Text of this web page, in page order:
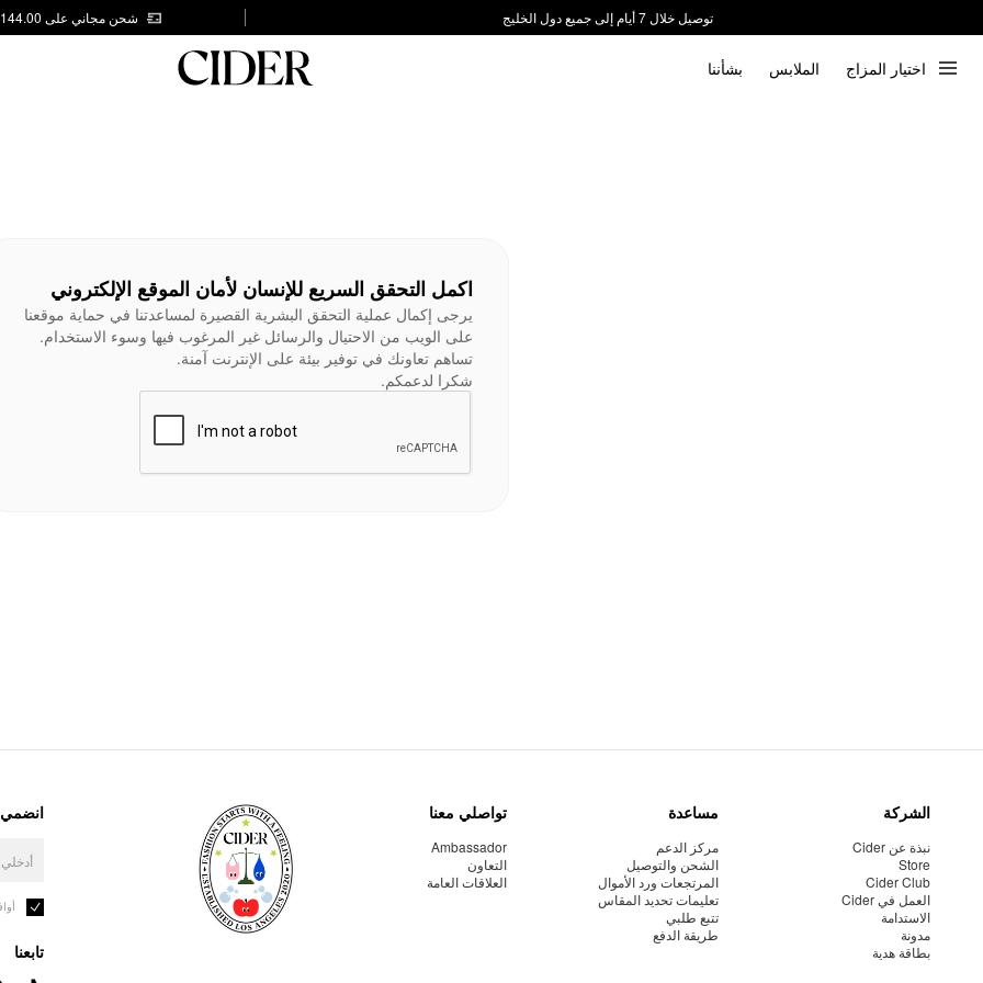
توصيل خلال 7 أيام إلى جميع دول الخليج
شحن مجاني على AED 144.00
اختيار المزاج الملابس بشأننا
اكمل التحقق السريع للإنسان لأمان الموقع الإلكتروني
يرجى إكمال عملية التحقق البشرية القصيرة لمساعدتنا في حماية موقعنا
على الويب من الاحتيال والرسائل غير المرغوب فيها وسوء الاستخدام.
تساهم تعاونك في توفير بيئة على الإنترنت آمنة.
شكرا لدعمكم.
الشركة
نبذة عن Cider
Store
Cider Club
العمل في Cider
الاستدامة
مدونة
بطاقة هدية
مساعدة
مركز الدعم
الشحن والتوصيل
المرتجعات ورد الأموال
تعليمات تحديد المقاس
تتبع طلبي
طريقة الدفع
تواصلي معنا
Ambassador
التعاون
العلاقات العامة
انضمي
تابعنا